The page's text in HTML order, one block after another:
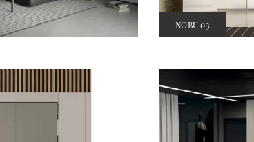
NOBU 03